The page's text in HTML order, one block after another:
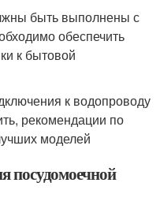
быть выполнены с
обеспечить
к бытовой
к водопроводу
рекомендации по
моделей
посудомоечной